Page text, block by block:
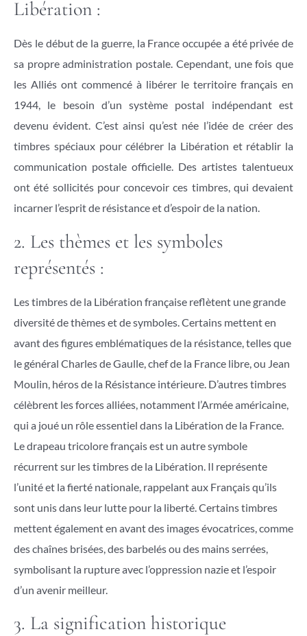
Libération :
Dès le début de la guerre, la France occupée a été privée de
sa propre administration postale. Cependant, une fois que
les Alliés ont commencé à libérer le territoire français en
1944, le besoin d’un système postal indépendant est
devenu évident. C’est ainsi qu’est née l’idée de créer des
timbres spéciaux pour célébrer la Libération et rétablir la
communication postale officielle. Des artistes talentueux
ont été sollicités pour concevoir ces timbres, qui devaient
incarner l’esprit de résistance et d’espoir de la nation.
2. Les thèmes et les symboles
représentés :
Les timbres de la Libération française reflètent une grande
diversité de thèmes et de symboles. Certains mettent en
avant des figures emblématiques de la résistance, telles que
le général Charles de Gaulle, chef de la France libre, ou Jean
Moulin, héros de la Résistance intérieure. D’autres timbres
célèbrent les forces alliées, notamment l’Armée américaine,
qui a joué un rôle essentiel dans la Libération de la France.
Le drapeau tricolore français est un autre symbole
récurrent sur les timbres de la Libération. Il représente
l’unité et la fierté nationale, rappelant aux Français qu’ils
sont unis dans leur lutte pour la liberté. Certains timbres
mettent également en avant des images évocatrices, comme
des chaînes brisées, des barbelés ou des mains serrées,
symbolisant la rupture avec l’oppression nazie et l’espoir
d’un avenir meilleur.
3. La signification historique